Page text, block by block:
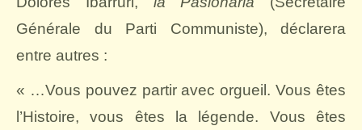
Générale du Parti Communiste), déclarera
entre autres :
« …Vous pouvez partir avec orgueil. Vous êtes
l’Histoire, vous êtes la légende. Vous êtes